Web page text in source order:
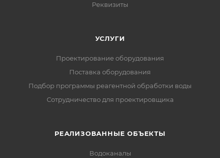
Реквизиты
УСЛУГИ
Проектирование оборудования
Поставка оборудования
Подбор программы реагентной обработки воды
Сотрудничество для проектировщика
РЕАЛИЗОВАННЫЕ ОБЪЕКТЫ
Водоканалы